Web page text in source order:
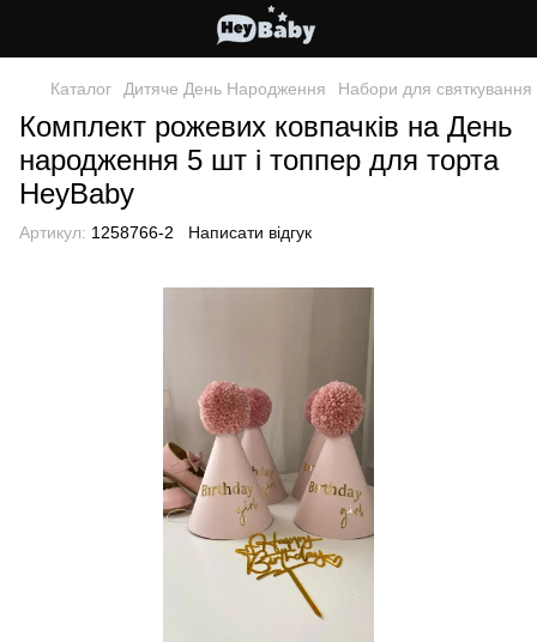
Каталог Дитяче День Народження Набори для
Комплект рожевих ковпачків на День
народження 5 шт і топпер для торта
HeyBaby
Артикул: 1258766-2 Написати відгук